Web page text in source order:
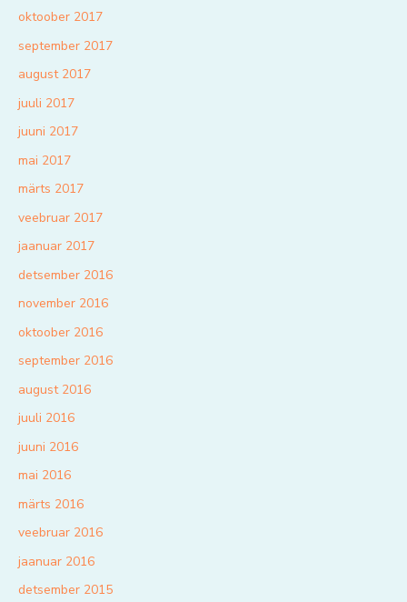
oktoober 2017
september 2017
august 2017
juuli 2017
juuni 2017
mai 2017
märts 2017
veebruar 2017
jaanuar 2017
detsember 2016
november 2016
oktoober 2016
september 2016
august 2016
juuli 2016
juuni 2016
mai 2016
märts 2016
veebruar 2016
jaanuar 2016
detsember 2015